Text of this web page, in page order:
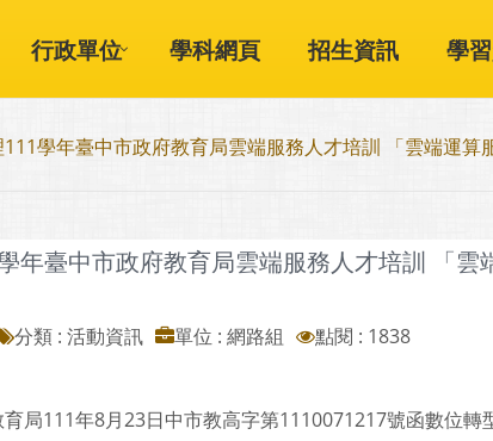
行政單位 學科網頁 招生資訊 學
學年臺中市政府教育局雲端服務人才培訓 「雲端運算
年臺中市政府教育局雲端服務人才培訓 「雲
分類 : 活動資訊 單位 : 網路組
點閱 : 1838
局111年8月23日中市教高字第1110071217號函數位轉